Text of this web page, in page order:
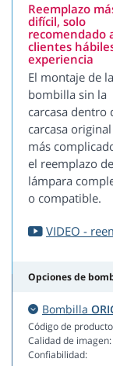
Reemplazo
difícil, solo
recomendado
clientes
experiencia
El montaje de la
bombilla sin la
carcasa dentro
carcasa
más
el reemplazo
lámpara
o compatible.
VIDEO -
Opciones de
Bombilla
Código de
Calidad de imagen:
Confiabilidad: